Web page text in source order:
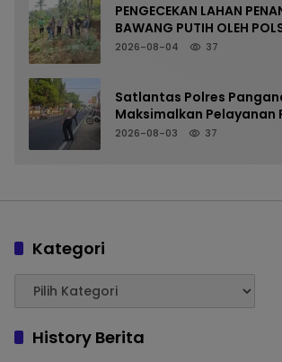
PENGECEKAN LAHAN
BAWANG PUTIH OLEH
LANGKAPLANCAR
2026-08-04 37
Satlantas Polres
Maksimalkan Pelayanan
Kelancaran Arus
2026-08-03 37
Kategori
History Berita